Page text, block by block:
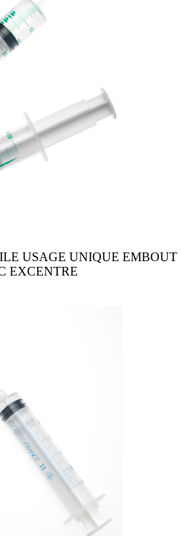
USAGE UNIQUE EMBOUT
EXCENTRE